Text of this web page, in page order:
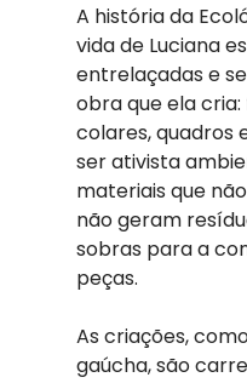
A história da
vida de Luciana
entrelaçadas e
obra que ela
colares, quadros
ser ativista
materiais que
não geram
sobras para a
peças.
As criações,
gaúcha, são